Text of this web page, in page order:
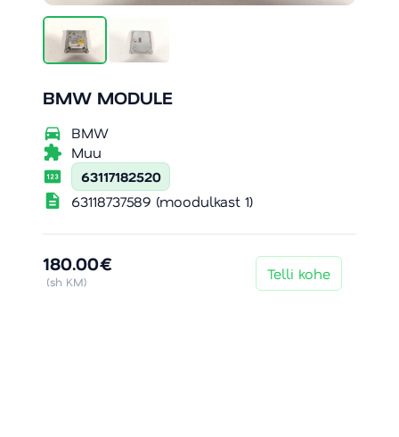
BMW MODULE
directions_car BMW
extension Muu
pin 63117182520
description 63118737589 (moodulkast 1)
180.00€
(sh KM) Telli kohe